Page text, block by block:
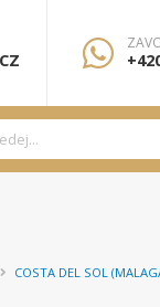
COSTA DEL SOL